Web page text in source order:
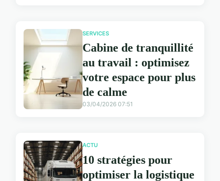
SERVICES
Cabine de tranquillité
au travail : optimisez
votre espace pour plus
de calme
03/04/2026 07:51
ACTU
10 stratégies pour
optimiser la logistique